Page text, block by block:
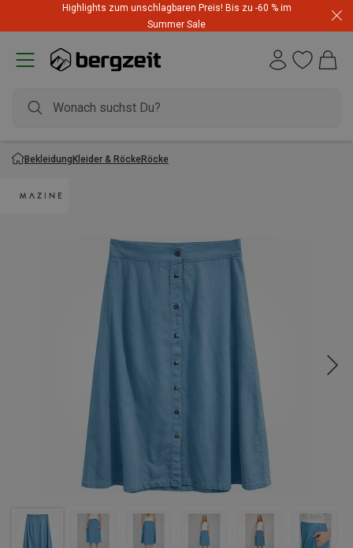
Highlights zum unschlagbaren Preis! Bis zu -60 % im
Summer Sale
BekleidungKleider & RöckeRöcke